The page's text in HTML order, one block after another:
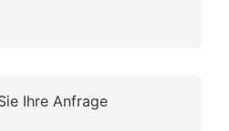
Ihre Anfrage